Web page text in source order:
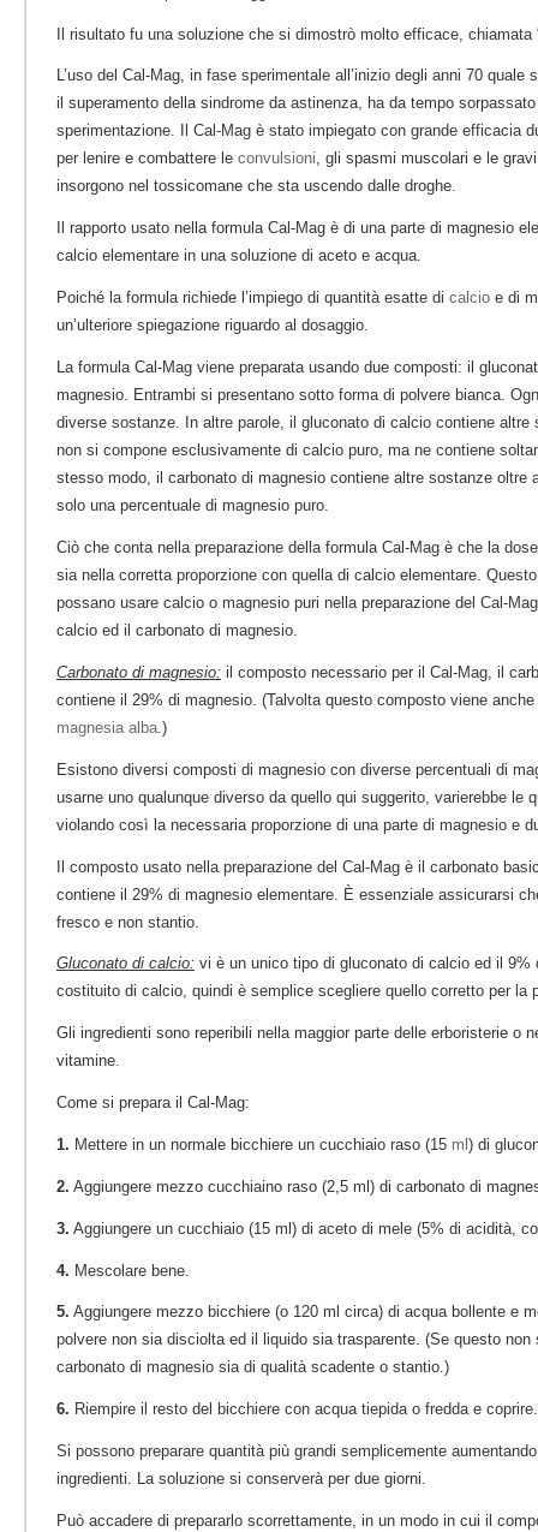
Il risultato fu una soluzione che si dimostrò molto efficace, chiamata
L’uso del Cal-Mag, in fase sperimentale all’inizio degli anni 70 quale
il superamento della sindrome da astinenza, ha da tempo
sperimentazione. Il Cal-Mag è stato impiegato con grande efficacia
per lenire e combattere le convulsioni, gli spasmi muscolari e le
insorgono nel tossicomane che sta uscendo dalle droghe.
Il rapporto usato nella formula Cal-Mag è di una parte di magnesio
calcio elementare in una soluzione di aceto e acqua.
Poiché la formula richiede l’impiego di quantità esatte di calcio e di
un’ulteriore spiegazione riguardo al dosaggio.
La formula Cal-Mag viene preparata usando due composti: il
magnesio. Entrambi si presentano sotto forma di polvere bianca.
diverse sostanze. In altre parole, il gluconato di calcio contiene altre
non si compone esclusivamente di calcio puro, ma ne contiene
stesso modo, il carbonato di magnesio contiene altre sostanze oltre
solo una percentuale di magnesio puro.
Ciò che conta nella preparazione della formula Cal-Mag è che la
sia nella corretta proporzione con quella di calcio elementare.
possano usare calcio o magnesio puri nella preparazione del Cal-
calcio ed il carbonato di magnesio.
Carbonato di magnesio: il composto necessario per il Cal-Mag, il
contiene il 29% di magnesio. (Talvolta questo composto viene
magnesia alba .)
Esistono diversi composti di magnesio con diverse percentuali di
usarne uno qualunque diverso da quello qui suggerito, varierebbe le
violando così la necessaria proporzione di una parte di magnesio e
Il composto usato nella preparazione del Cal-Mag è il carbonato
contiene il 29% di magnesio elementare. È essenziale assicurarsi
fresco e non stantio.
Gluconato di calcio: vi è un unico tipo di gluconato di calcio ed il 9%
costituito di calcio, quindi è semplice scegliere quello corretto per la
Gli ingredienti sono reperibili nella maggior parte delle erboristerie o
vitamine.
Come si prepara il Cal-Mag:
1. Mettere in un normale bicchiere un cucchiaio raso (15 ml ) di
2. Aggiungere mezzo cucchiaino raso (2,5 ml) di carbonato di
3. Aggiungere un cucchiaio (15 ml) di aceto di mele (5% di acidità,
4. Mescolare bene.
5. Aggiungere mezzo bicchiere (o 120 ml circa) di acqua bollente e
polvere non sia disciolta ed il liquido sia trasparente. (Se questo
carbonato di magnesio sia di qualità scadente o stantio.)
6. Riempire il resto del bicchiere con acqua tiepida o fredda e coprire.
Si possono preparare quantità più grandi semplicemente
ingredienti. La soluzione si conserverà per due giorni.
Può accadere di prepararlo scorrettamente, in un modo in cui il